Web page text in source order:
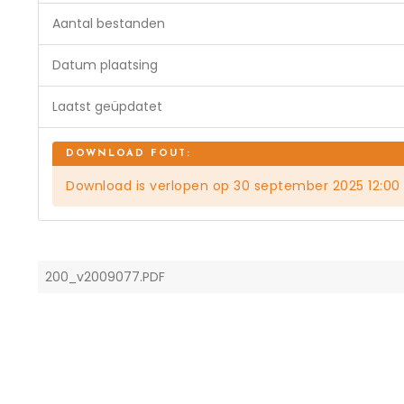
Aantal bestanden
Datum plaatsing
Laatst geüpdatet
Download is verlopen op 30 september 2025 12:00
200_v2009077.PDF